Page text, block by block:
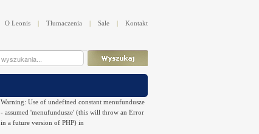
O Leonis | Tłumaczenia | Sale | Kontakt
Warning: Use of undefined constant menufundusze
- assumed 'menufundusze' (this will throw an Error
in a future version of PHP) in